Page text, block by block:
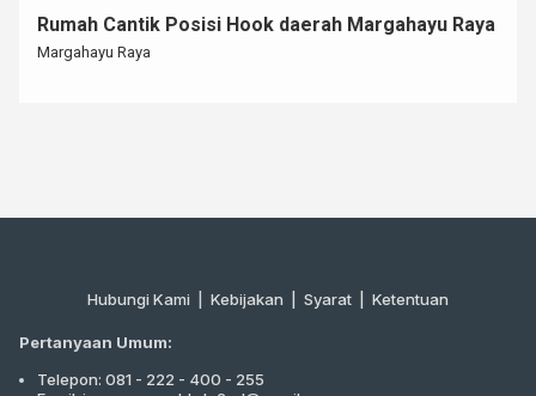
Rumah Cantik Posisi Hook daerah Margahayu Raya
Margahayu Raya
Hubungi Kami Kebijakan | Syarat Ketentuan
Pertanyaan Umum:
Telepon: 081 - 222 - 400 - 255